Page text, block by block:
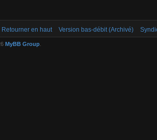
Retourner en haut Version bas-débit (Archivé)
MyBB Group